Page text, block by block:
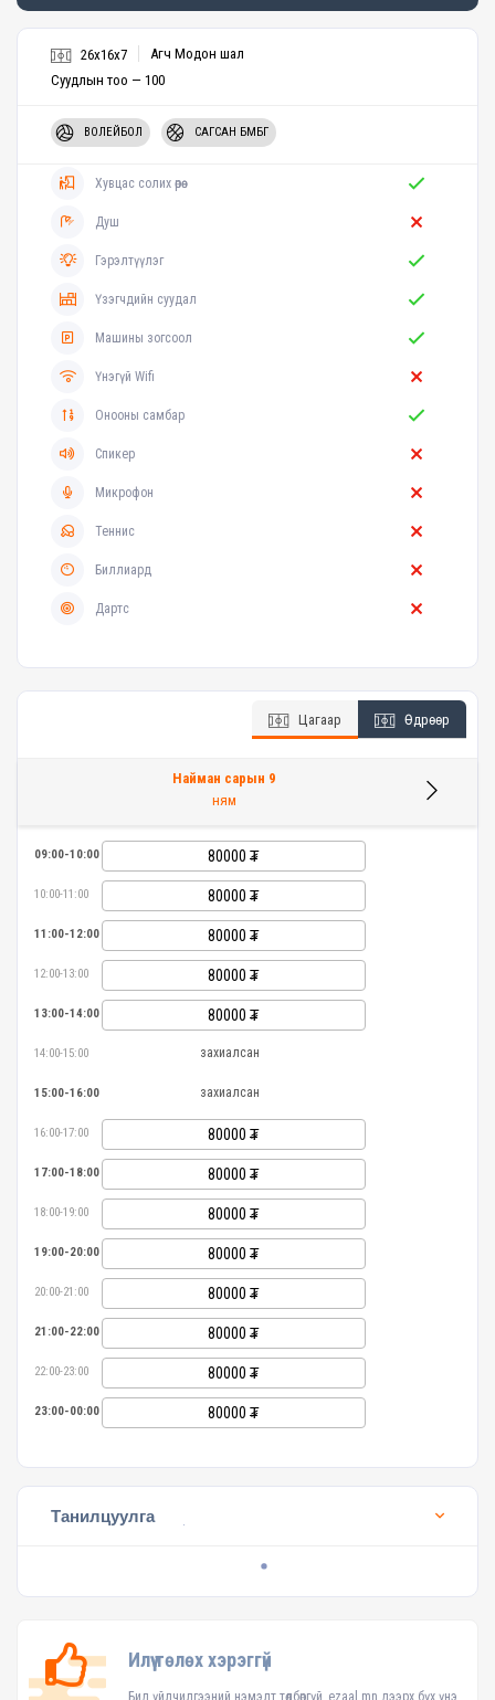
26x16x7
Агч Модон шал
Суудлын тоо — 100
ВОЛЕЙБОЛ САГСАН БӨМБӨГ
Хувцас солих өрөө
Душ
Гэрэлтүүлэг
Үзэгчдийн суудал
Машины зогсоол
Үнэгүй Wifi
Онооны самбар
Спикер
Микрофон
Теннис
Биллиард
Дартс
Цагаар Өдрөөр
Найман сарын 9
ням
09:00-10:00 80000
10:00-11:00 80000
11:00-12:00 80000
12:00-13:00 80000
13:00-14:00 80000
14:00-15:00 захиалсан
15:00-16:00 захиалсан
16:00-17:00 80000
17:00-18:00 80000
18:00-19:00 80000
19:00-20:00 80000
20:00-21:00 80000
21:00-22:00 80000
22:00-23:00 80000
23:00-00:00 80000
Танилцуулга
Илүү төлөх хэрэггүй
Бид үйлчилгээний нэмэлт төлбөргүй, ezaal.mn дээрх бүх үнэ